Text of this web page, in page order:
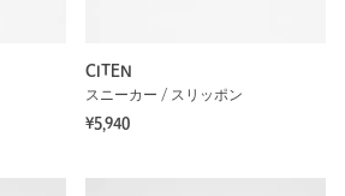
CITEN
スニーカー / スリッポン
¥5,940